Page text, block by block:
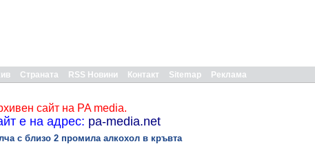
Страната RSS Новини Контакт Sitemap Реклама
сайт на PA media.
е на адрес: pa-media.net
с близо 2 промила алкохол в кръвта